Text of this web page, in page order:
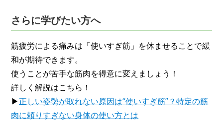
さらに学びたい方へ
筋疲労による痛みは「使いすぎ筋」を休ませることで緩
和が期待できます。
使うことが苦手な筋肉を得意に変えましょう！
詳しく解説はこちら！
▶正しい姿勢が取れない原因は“使いすぎ筋”？特定の筋
肉に頼りすぎない身体の使い方とは